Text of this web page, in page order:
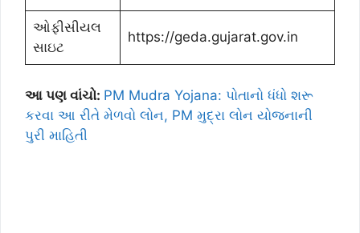
ઓફીસીયલ
સાઇટ
https://geda.gujarat.gov.in
આ પણ વાંચો: PM Mudra Yojana: પોતાનો ધંધો શરૂ
કરવા આ રીતે મેળવો લોન, PM મુદ્રા લોન યોજનાની
પુરી માહિતી